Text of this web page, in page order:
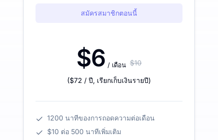
สมัครสมาชิกตอนนี้
$6 / เดือน $10
($72 / ปี, เรียกเก็บเงินรายปี)
1200 นาทีของการถอดความต่อเดือน
$10 ต่อ 500 นาทีเพิ่มเติม